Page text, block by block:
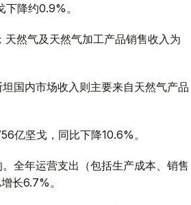
降约0.9%。
然气及天然气加工产品销售收入为
国内市场收入则主要来自天然气产品
亿坚戈，同比下降10.6%。
全年运营支出（包括生产成本、销售
长6.7%。